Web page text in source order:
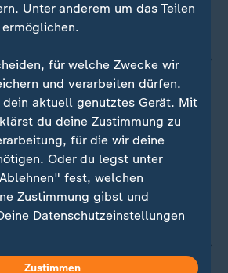
Unter anderem um das Teilen
für welche Zwecke wir
und verarbeiten dürfen.
aktuell genutztes Gerät. Mit
du deine Zustimmung zu
für die wir deine
Oder du legst unter
fest, welchen
Zustimmung gibst und
Datenschutzeinstellungen
widerrufen oder ändern.
Zustimmen